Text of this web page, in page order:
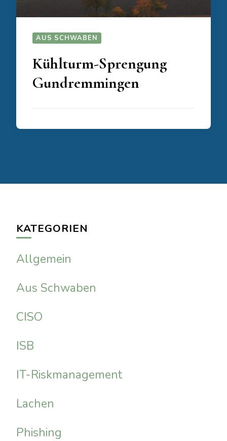
AUS SCHWABEN
Kühlturm-Sprengung
Gundremmingen
KATEGORIEN
Allgemein
Aus Schwaben
CISO
ISB
IT-Riskmanagement
Lachen
Phishing